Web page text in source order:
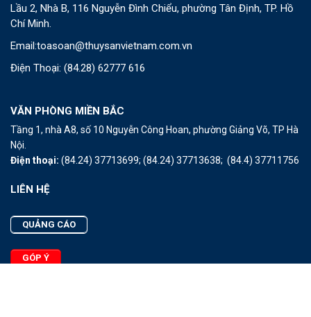
Lầu 2, Nhà B, 116 Nguyễn Đình Chiểu, phường Tân Định, TP. Hồ
Chí Minh.
Email:toasoan@thuysanvietnam.com.vn
Điện Thoại: (84.28) 62777 616
VĂN PHÒNG MIỀN BẮC
Tầng 1, nhà A8, số 10 Nguyễn Công Hoan, phường Giảng Võ, TP Hà
Nội.
Điện thoại: (84.24) 37713699; (84.24) 37713638; (84.4) 37711756
LIÊN HỆ
QUẢNG CÁO
GÓP Ý